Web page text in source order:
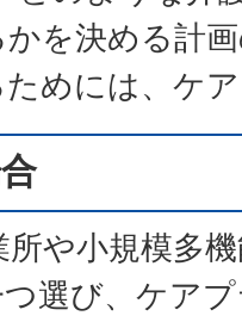
を決める計
めには、ケ
所や小規模多
選び、ケア